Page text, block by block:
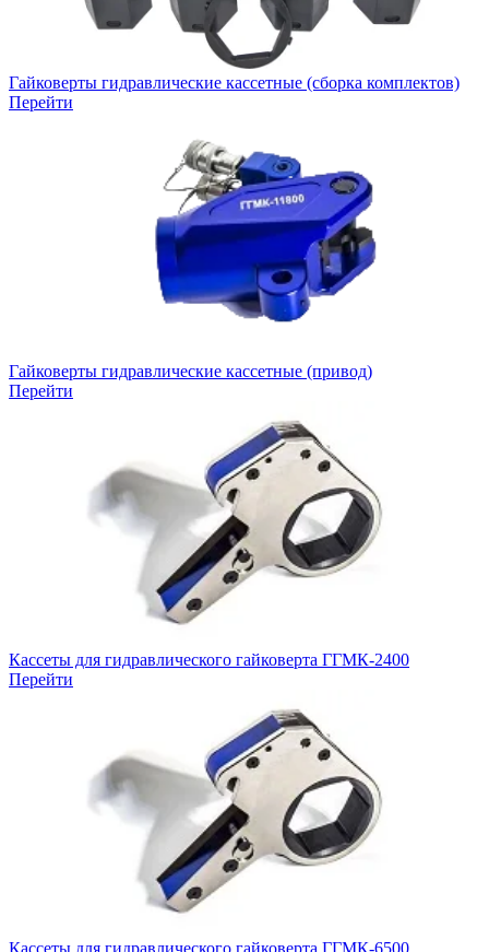
Гайковерты гидравлические кассетные (сборка комплектов)
Перейти
Гайковерты гидравлические кассетные (привод)
Перейти
Кассеты для гидравлического гайковерта ГГМК-2400
Перейти
Кассеты для гидравлического гайковерта ГГМК-6500